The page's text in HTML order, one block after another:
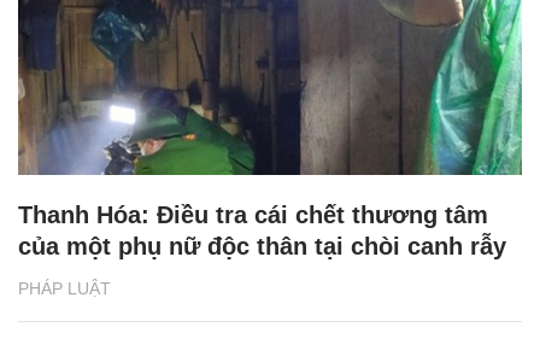
PHÁP LUẬT
Thanh Hóa: Điều tra cái chết thương tâm
của một phụ nữ độc thân tại chòi canh rẫy